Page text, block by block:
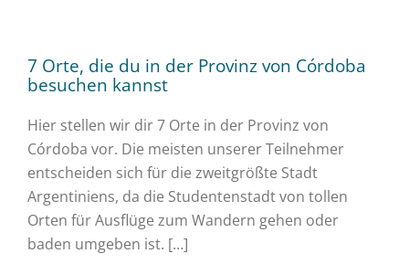
7 Orte, die du in der Provinz von Córdoba
besuchen kannst
Hier stellen wir dir 7 Orte in der Provinz von
Córdoba vor. Die meisten unserer Teilnehmer
entscheiden sich für die zweitgrößte Stadt
Argentiniens, da die Studentenstadt von tollen
Orten für Ausflüge zum Wandern gehen oder
baden umgeben ist. […]